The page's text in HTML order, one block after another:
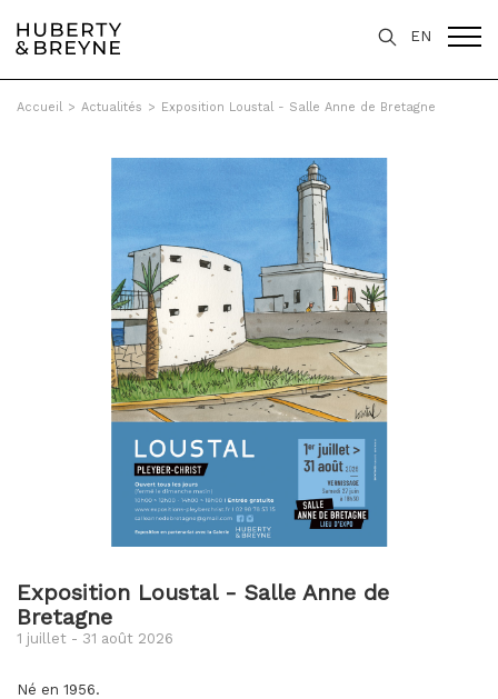
EN
Accueil > Actualités > Exposition Loustal - Salle Anne de Bretagne
Exposition Loustal - Salle Anne de
Bretagne
1 juillet - 31 août 2026
Né en 1956.